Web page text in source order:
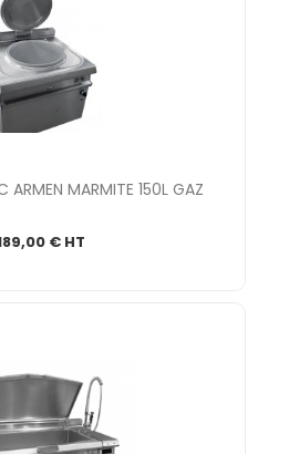
ARMEN MARMITE 150L GAZ
€ HT